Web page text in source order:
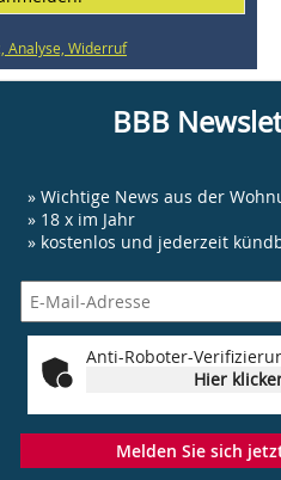
BBB
» Wichtige News aus der
» 18 x im Jahr
» kostenlos und jederzeit
Anti-Roboter-
Hier
Melden Sie sich
Analyse, Widerruf